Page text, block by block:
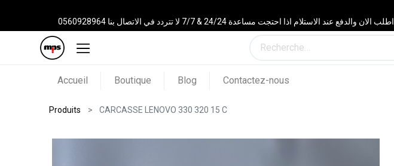
اطلب الان والدفع عند الاستلام اذا احتجت مساعدة 24/24 & 7/7 لا تتردد في الاتصال بنا 0560928964
Accueil Boutique Blog Contactez-nous
Produits CARCASSE LENOVO 330 320 15 C